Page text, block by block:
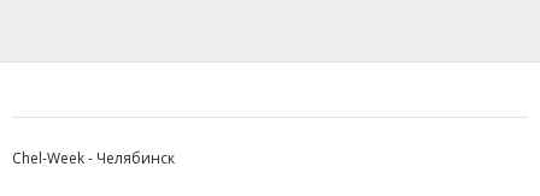
Chel-Week - Челябинск